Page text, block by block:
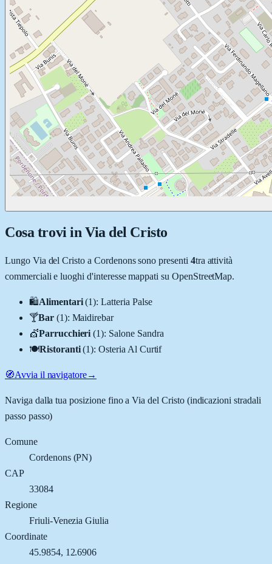
Cosa trovi in Via del Cristo
Lungo Via del Cristo a Cordenonssono presenti 4tra attività
commerciali e luoghi d'interesse mappati su OpenStreetMap.
🛍️Alimentari (1):Latteria Palse
🍸Bar (1): Maidirebar
💇Parrucchieri (1): Salone Sandra
🍽️Ristoranti (1):Osteria Al Curtif
🧭Avvia il navigatore→
Naviga dalla tua posizione fino aVia del Cristo(indicazioni stradali
passo passo)
Comune
Cordenons(PN)
CAP
33084
Regione
Friuli-Venezia Giulia
Coordinate
45.9854, 12.6906